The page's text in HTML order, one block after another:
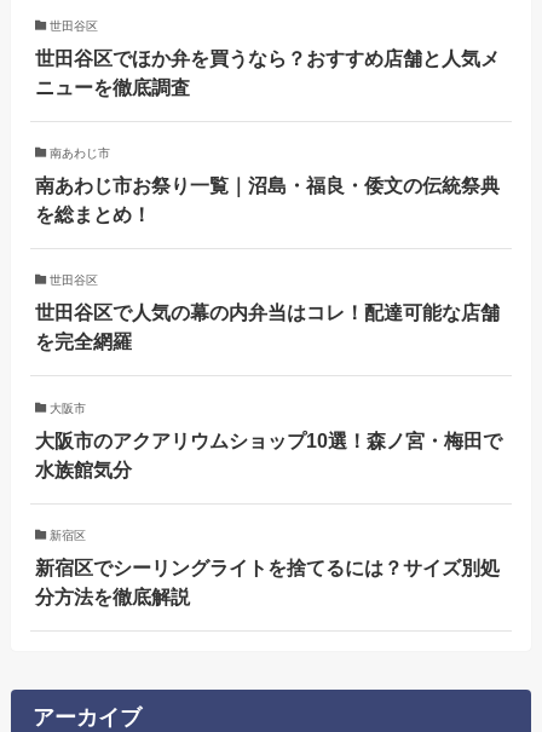
世田谷区
世田谷区でほか弁を買うなら？おすすめ店舗と人気メ
ニューを徹底調査
南あわじ市
南あわじ市お祭り一覧｜沼島・福良・倭文の伝統祭典
を総まとめ！
世田谷区
世田谷区で人気の幕の内弁当はコレ！配達可能な店舗
を完全網羅
大阪市
大阪市のアクアリウムショップ10選！森ノ宮・梅田で
水族館気分
新宿区
新宿区でシーリングライトを捨てるには？サイズ別処
分方法を徹底解説
アーカイブ